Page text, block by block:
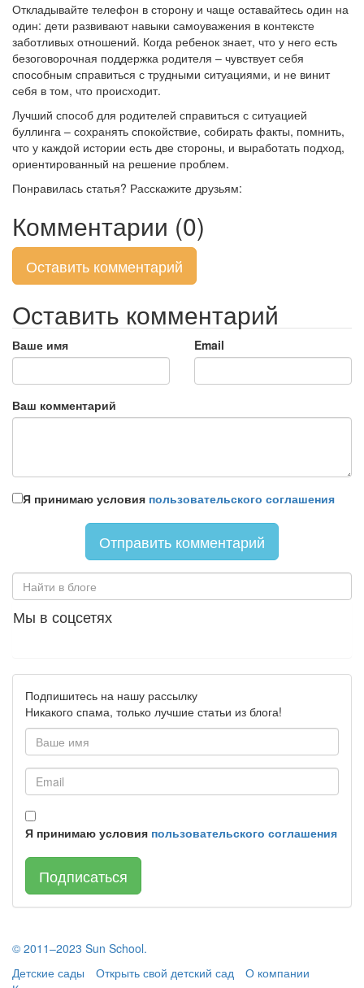
Откладывайте телефон в сторону и чаще оставайтесь один на
один: дети развивают навыки самоуважения в контексте
заботливых отношений. Когда ребенок знает, что у него есть
безоговорочная поддержка родителя – чувствует себя
способным справиться с трудными ситуациями, и не винит
себя в том, что происходит.
Лучший способ для родителей справиться с ситуацией
буллинга – сохранять спокойствие, собирать факты, помнить,
что у каждой истории есть две стороны, и выработать подход,
ориентированный на решение проблем.
Понравилась статья? Расскажите друзьям:
Комментарии (0)
Оставить комментарий
Оставить комментарий
Ваше имя Email
Ваш комментарий
Я принимаю условия пользовательского соглашения
Мы в соцсетях
Подпишитесь на нашу рассылку
Никакого спама, только лучшие статьи из блога!
Я принимаю условия пользовательского соглашения
Подписаться
© 2011–2023 Sun School.
Детские сады
Открыть свой детский сад
О компании